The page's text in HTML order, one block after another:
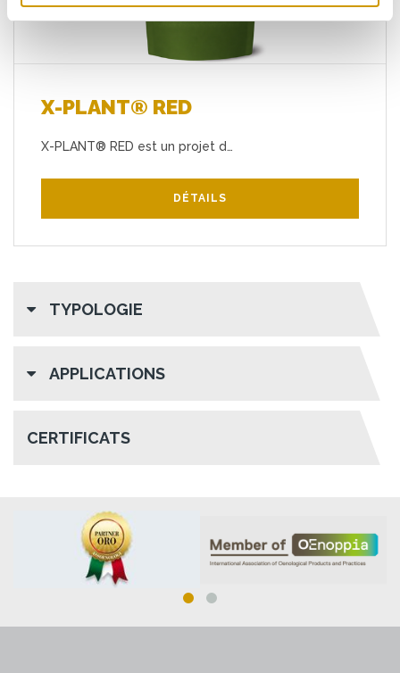
X-PLANT® RED
X-PLANT® RED est un projet d…
DÉTAILS
TYPOLOGIE
APPLICATIONS
CERTIFICATS